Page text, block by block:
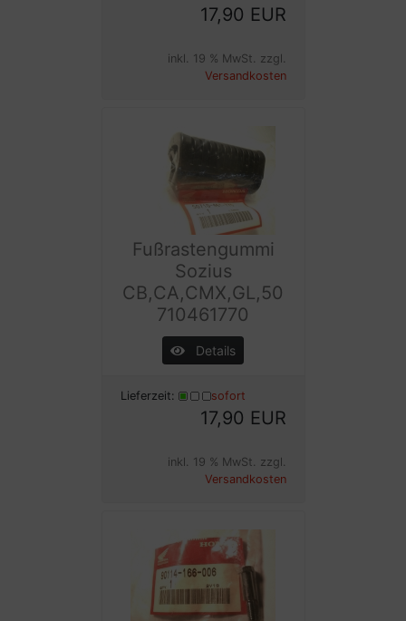
17,90 EUR
inkl. 19 % MwSt. zzgl.
Versandkosten
Fußrastengummi
Sozius
CB,CA,CMX,GL,50
710461770
Details
Lieferzeit: sofort
17,90 EUR
inkl. 19 % MwSt. zzgl.
Versandkosten